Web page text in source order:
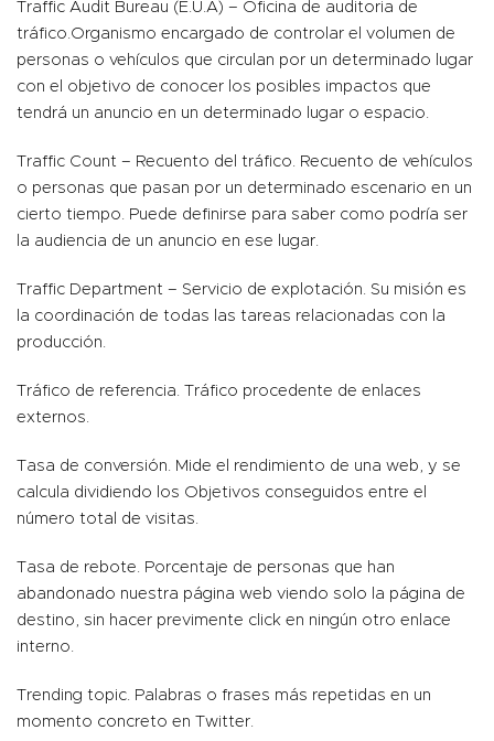
Traffic Audit Bureau (E.U.A) – Oficina de auditoria de
tráfico.Organismo encargado de controlar el volumen de
personas o vehículos que circulan por un determinado lugar
con el objetivo de conocer los posibles impactos que
tendrá un anuncio en un determinado lugar o espacio.
Traffic Count – Recuento del tráfico. Recuento de vehículos
o personas que pasan por un determinado escenario en un
cierto tiempo. Puede definirse para saber como podría ser
la audiencia de un anuncio en ese lugar.
Traffic Department – Servicio de explotación. Su misión es
la coordinación de todas las tareas relacionadas con la
producción.
Tráfico de referencia. Tráfico procedente de enlaces
externos.
Tasa de conversión. Mide el rendimiento de una web, y se
calcula dividiendo los Objetivos conseguidos entre el
número total de visitas.
Tasa de rebote. Porcentaje de personas que han
abandonado nuestra página web viendo solo la página de
destino, sin hacer previmente click en ningún otro enlace
interno.
Trending topic. Palabras o frases más repetidas en un
momento concreto en Twitter.